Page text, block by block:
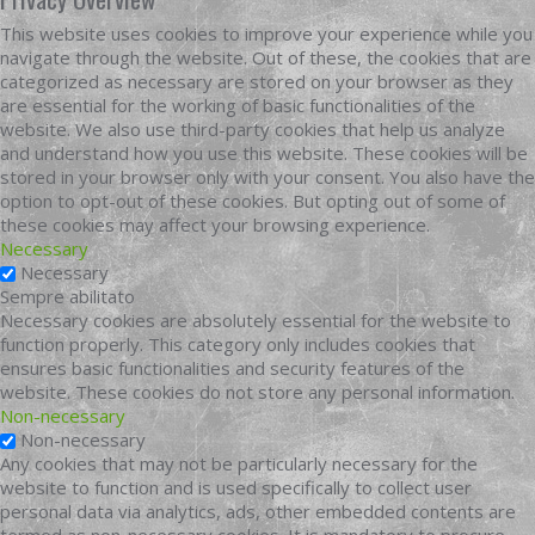
This website uses cookies to improve your experience while you
navigate through the website. Out of these, the cookies that are
categorized as necessary are stored on your browser as they
are essential for the working of basic functionalities of the
website. We also use third-party cookies that help us analyze
and understand how you use this website. These cookies will be
stored in your browser only with your consent. You also have the
option to opt-out of these cookies. But opting out of some of
these cookies may affect your browsing experience.
Necessary
Necessary
Sempre abilitato
Necessary cookies are absolutely essential for the website to
function properly. This category only includes cookies that
ensures basic functionalities and security features of the
website. These cookies do not store any personal information.
Non-necessary
Non-necessary
Any cookies that may not be particularly necessary for the
website to function and is used specifically to collect user
personal data via analytics, ads, other embedded contents are